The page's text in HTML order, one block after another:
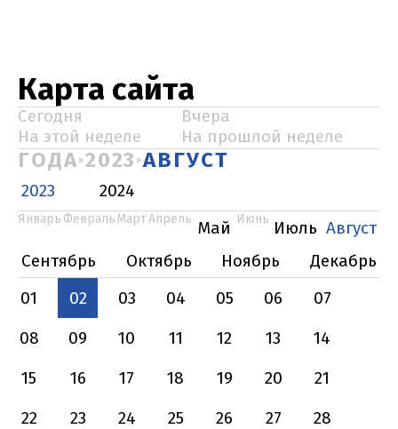
Карта сайта
Сегодня
Вчера
На этой неделе
На прошлой неделе
ГОДА 2023 АВГУСТ
2023 2024
Январь ФевральМартАпрель Май Июнь Июль Август
Сентябрь
Октябрь Ноябрь
Декабрь
01
02 03 04 05 06
07
08
09 10 11 12 13
14
15
16 17 18 19 20
21
22
23 24 25 26 27
28